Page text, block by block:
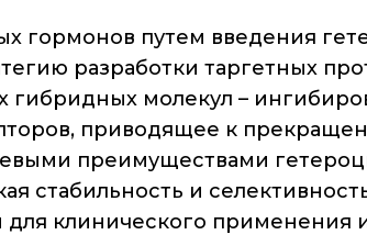
Институт в СМИ
Конкурсы, премии
Конкурсы вакантных
должностей
гормонов путем введения
разработки таргетных
гибридных молекул –
приводящее к
преимуществами
стабильность и
клинического